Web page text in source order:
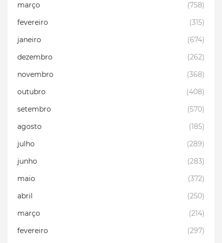
março
(758)
fevereiro
(315)
janeiro
(674)
dezembro
(262)
novembro
(368)
outubro
(408)
setembro
(570)
agosto
(185)
julho
(289)
junho
(283)
maio
(372)
abril
(250)
março
(214)
fevereiro
(297)